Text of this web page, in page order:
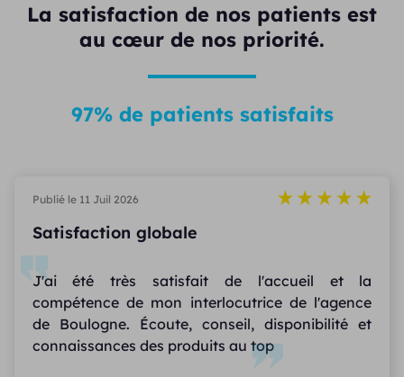
La satisfaction de nos patients est
au cœur de nos priorité.
97% de patients satisfaits
Publié le 11 Juil 2026
Satisfaction globale
J'ai été très satisfait de l'accueil et la
compétence de mon interlocutrice de l'agence
de Boulogne. Écoute, conseil, disponibilité et
connaissances des produits au top